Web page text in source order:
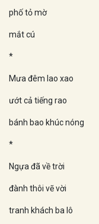
phố tỏ mờ
mắt cú
*
Mưa đêm lao xao
ướt cả tiếng rao
bánh bao khúc nóng
*
Ngựa đã về trời
đành thôi vẽ vời
tranh khách ba lô